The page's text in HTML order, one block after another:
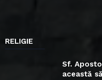
RELIGIE
Sf.
această